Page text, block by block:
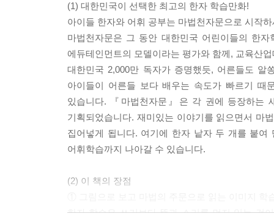
(1) 대한민국이 선택한 최고의 한자 학습만화!
아이들 한자와 어휘 공부는 마법천자문으로 시작
마법천자문은 그 동안 대한민국 어린이들의 한자
에듀테인먼트의 모델이라는 평가와 함께, 교육산
대한민국 2,000만 독자가 증명했듯, 어른들도
아이들이 어른들 보다 배우는 속도가 빠르기 때
있습니다. 『마법천자문』은 각 권에 등장하는
기획되었습니다. 재미있는 이야기를 읽으면서 마
집어넣게 됩니다. 여기에 한자 낱자 두 개를 붙
어휘학습까지 나아갈 수 있습니다.
(2) 이 책의 장점
한자 학습은 쓰기보다 뜻과 소리를 먼저 읽는 것